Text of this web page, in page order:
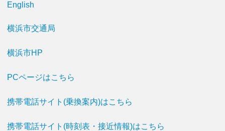
English
横浜市交通局
横浜市HP
PCページはこちら
携帯電話サイト(乗換案内)はこちら
携帯電話サイト(時刻表・接近情報)はこちら